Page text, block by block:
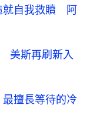
就自我救贖 阿
美斯再刷新入
擅長等待的冷